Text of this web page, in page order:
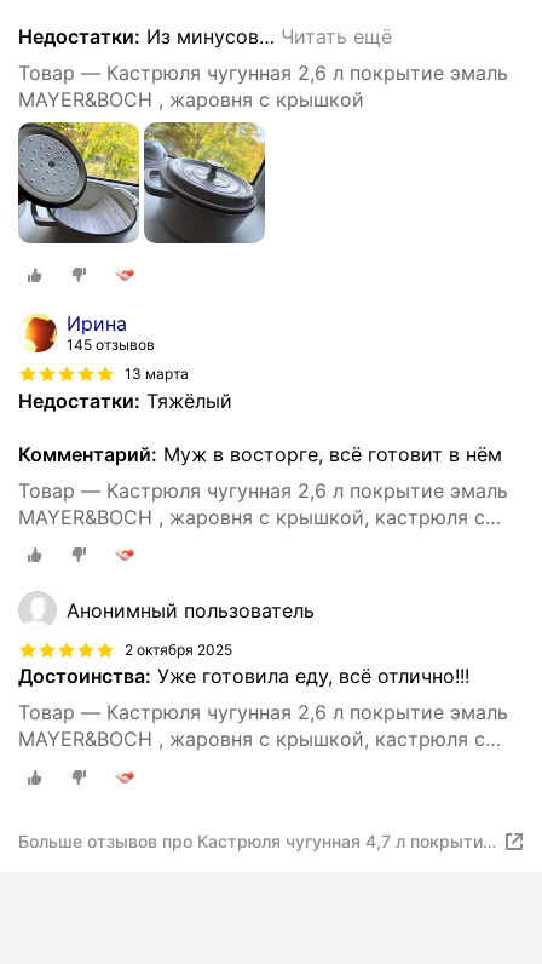
Недостатки: Из минусов… Читать ещё
Товар — Кастрюля чугунная 2,6 л покрытие эмаль
MAYER&BOCH , жаровня с крышкой
Ирина
145 отзывов
13 марта
Недостатки: Тяжёлый
Комментарий: Муж в восторге, всё готовит в нём
Товар — Кастрюля чугунная 2,6 л покрытие эмаль
MAYER&BOCH , жаровня с крышкой, кастрюля с
крышкой
Анонимный пользователь
2 октября 2025
Достоинства: Уже готовила еду, всё отлично!!!
Товар — Кастрюля чугунная 2,6 л покрытие эмаль
MAYER&BOCH , жаровня с крышкой, кастрюля с
крышкой
Больше отзывов про Кастрюля чугунная 4,7 л покрытие